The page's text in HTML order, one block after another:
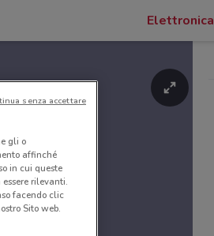
Elettronica
gli o
affinché
in cui queste
rilevanti.
facendo clic
Sito web.
senza accettare